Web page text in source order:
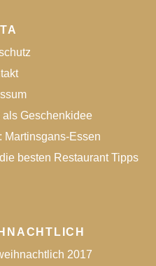
Geschenkidee
Martinsgans-Essen
besten Restaurant Tipps
2017